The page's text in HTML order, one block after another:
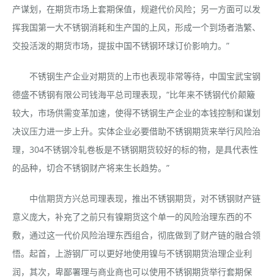
产谋划，在期货市场上套期保值，规避代价风险；另一方面可以发
挥我国第一大不锈钢消耗和生产国的上风，形成一个到场者浩繁、
交投活泼的期货市场，提拔中国不锈钢环球订价影响力。”
不锈钢生产企业对期货的上市也表现非常等待，中国宝武宝钢
德盛不锈钢有限公司钱海平总司理表现，“比年来不锈钢代价颠簸
较大，市场供需变革加速，使得不锈钢生产企业的本钱控制和谋划
决议压力进一步上升。实体企业必要借助不锈钢期货来举行风险治
理，304不锈钢冷轧卷板是不锈钢期货较好的标的物，是具代表性
的品种，切合不锈钢财产将来生长趋势。”
中信期货方兴总司理表现，推出不锈钢期货，对不锈钢财产链
意义庞大，补充了之前只有镍期货这个单一的风险治理东西的不
敷，通过这一代价风险治理东西组合，彻底做到了财产链的融合领
悟。起首，上游钢厂可以更好地使用镍与不锈钢期货治理企业利
润，其次，卑鄙署理与商业商也可以使用不锈钢期货举行套期保